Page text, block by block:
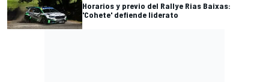
Horarios y previo del Rallye Rias Baixas:
'Cohete' defiende liderato